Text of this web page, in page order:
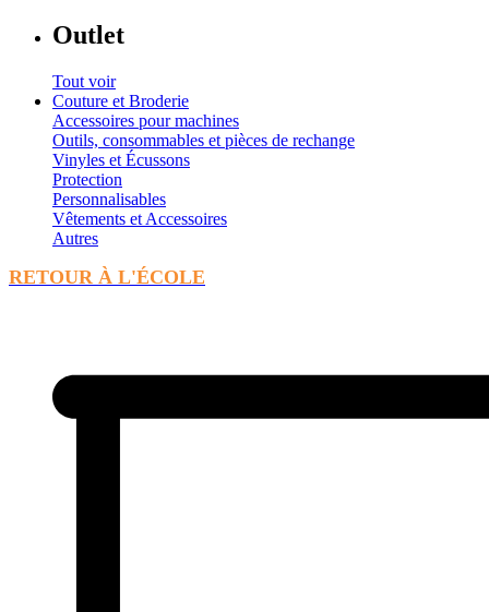
Outlet
Tout voir
Couture et Broderie
Accessoires pour machines
Outils, consommables et pièces de rechange
Vinyles et Écussons
Protection
Personnalisables
Vêtements et Accessoires
Autres
RETOUR À L'ÉCOLE